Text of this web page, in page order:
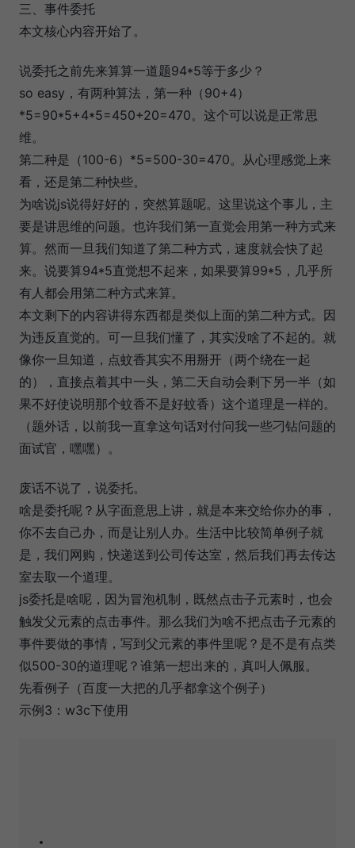
三、事件委托
本文核心内容开始了。
说委托之前先来算算一道题94*5等于多少？
so easy，有两种算法，第一种（90+4）
*5=90*5+4*5=450+20=470。这个可以说是正常思
维。
第二种是（100-6）*5=500-30=470。从心理感觉上来
看，还是第二种快些。
为啥说js说得好好的，突然算题呢。这里说这个事儿，主
要是讲思维的问题。也许我们第一直觉会用第一种方式来
算。然而一旦我们知道了第二种方式，速度就会快了起
来。说要算94*5直觉想不起来，如果要算99*5，几乎所
有人都会用第二种方式来算。
本文剩下的内容讲得东西都是类似上面的第二种方式。因
为违反直觉的。可一旦我们懂了，其实没啥了不起的。就
像你一旦知道，点蚊香其实不用掰开（两个绕在一起
的），直接点着其中一头，第二天自动会剩下另一半（如
果不好使说明那个蚊香不是好蚊香）这个道理是一样的。
（题外话，以前我一直拿这句话对付问我一些刁钻问题的
面试官，嘿嘿）。
废话不说了，说委托。
啥是委托呢？从字面意思上讲，就是本来交给你办的事，
你不去自己办，而是让别人办。生活中比较简单例子就
是，我们网购，快递送到公司传达室，然后我们再去传达
室去取一个道理。
js委托是啥呢，因为冒泡机制，既然点击子元素时，也会
触发父元素的点击事件。那么我们为啥不把点击子元素的
事件要做的事情，写到父元素的事件里呢？是不是有点类
似500-30的道理呢？谁第一想出来的，真叫人佩服。
先看例子（百度一大把的几乎都拿这个例子）
示例3：w3c下使用